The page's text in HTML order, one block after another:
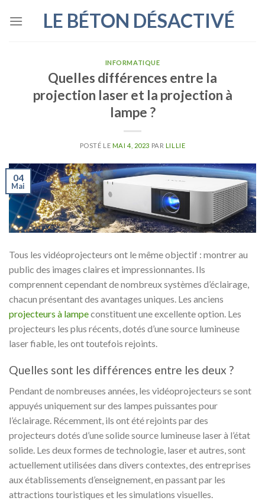
LE BÉTON DÉSACTIVÉ
INFORMATIQUE
Quelles différences entre la
projection laser et la projection à
lampe ?
POSTÉ LE MAI 4, 2023 PAR LILLIE
04
Mai
Tous les vidéoprojecteurs ont le même objectif : montrer au
public des images claires et impressionnantes. Ils
comprennent cependant de nombreux systèmes d’éclairage,
chacun présentant des avantages uniques. Les anciens
projecteurs à lampeconstituent une excellente option. Les
projecteurs les plus récents, dotés d’une source lumineuse
laser fiable, les ont toutefois rejoints.
Quelles sont les différences entre les deux ?
Pendant de nombreuses années, les vidéoprojecteurs se sont
appuyés uniquement sur des lampes puissantes pour
l’éclairage. Récemment, ils ont été rejoints par des
projecteurs dotés d’une solide source lumineuse laser à l’état
solide. Les deux formes de technologie, laser et autres, sont
actuellement utilisées dans divers contextes, des entreprises
aux établissements d’enseignement, en passant par les
attractions touristiques et les simulations visuelles.